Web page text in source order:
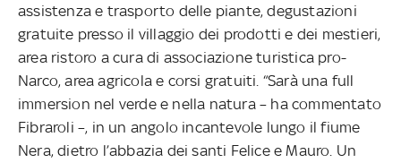
assistenza e trasporto delle piante, degustazioni
gratuite presso il villaggio dei prodotti e dei mestieri,
area ristoro a cura di associazione turistica pro-
Narco, area agricola e corsi gratuiti. “Sarà una full
immersion nel verde e nella natura – ha commentato
Fibraroli –, in un angolo incantevole lungo il fiume
Nera, dietro l’abbazia dei santi Felice e Mauro. Un